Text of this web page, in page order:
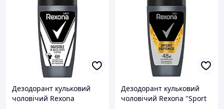
Дезодорант кульковий
чоловічий Rexona
Дезодорант кульковий
чоловічий Rexona "Sport